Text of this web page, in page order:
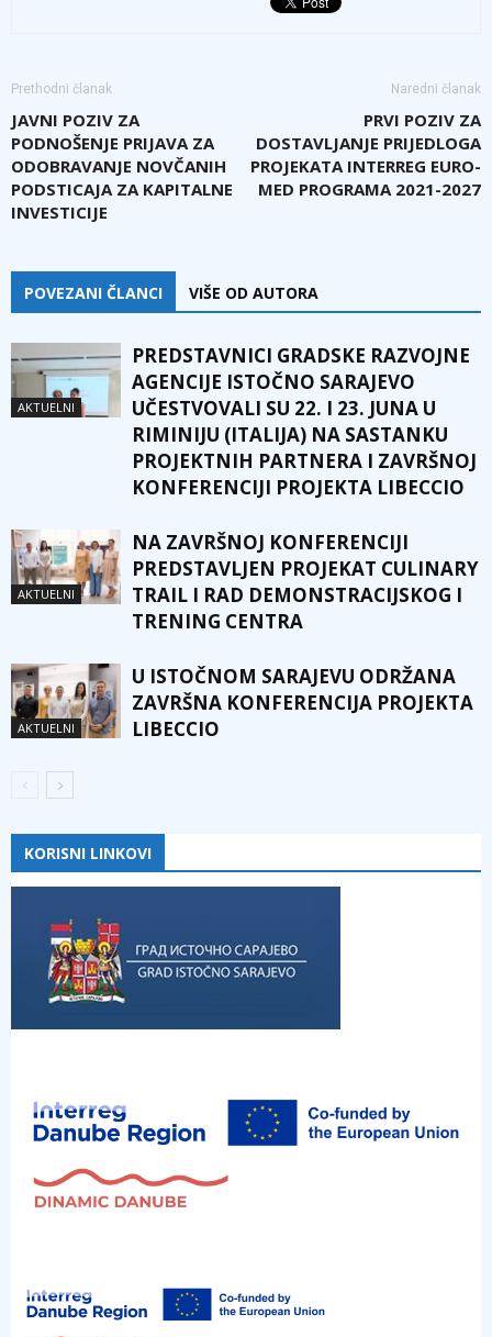
Prethodni članak
JAVNI POZIV ZA
PODNOŠENJE PRIJAVA ZA
ODOBRAVANJE NOVČANIH
PODSTICAJA ZA KAPITALNE
INVESTICIJE
Naredni članak
PRVI POZIV ZA
DOSTAVLJANJE PRIJEDLOGA
PROJEKATA INTERREG EURO-
MED PROGRAMA 2021-2027
POVEZANI ČLANCI VIŠE OD AUTORA
AKTUELNI
PREDSTAVNICI GRADSKE RAZVOJNE
AGENCIJE ISTOČNO SARAJEVO
UČESTVOVALI SU 22. I 23. JUNA U
RIMINIJU (ITALIJA) NA SASTANKU
PROJEKTNIH PARTNERA I ZAVRŠNOJ
KONFERENCIJI PROJEKTA LIBECCIO
AKTUELNI
NA ZAVRŠNOJ KONFERENCIJI
PREDSTAVLJEN PROJEKAT CULINARY
TRAIL I RAD DEMONSTRACIJSKOG I
TRENING CENTRA
AKTUELNI
U ISTOČNOM SARAJEVU ODRŽANA
ZAVRŠNA KONFERENCIJA PROJEKTA
LIBECCIO
KORISNI LINKOVI